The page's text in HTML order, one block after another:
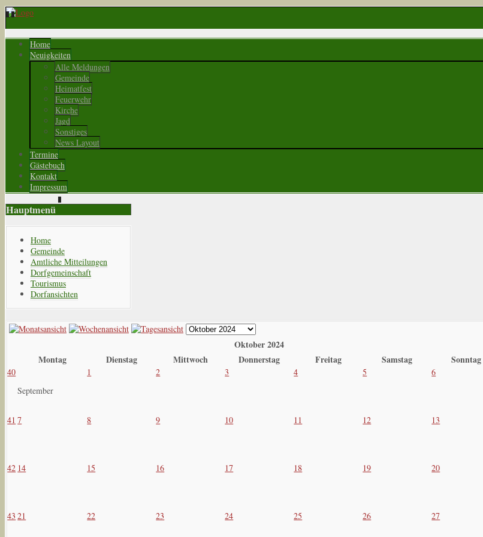
Home
Neuigkeiten
Alle Meldungen
Gemeinde
Heimatfest
Feuerwehr
Kirche
Jagd
Sonstiges
News Layout
Termine
Gästebuch
Kontakt
Impressum
Hauptmenü
Home
Gemeinde
Amtliche Mitteilungen
Dorfgemeinschaft
Tourismus
Dorfansichten
Oktober 2024
Montag
Dienstag Mittwoch Donnerstag Freitag Samstag Sonntag
40
September
1 2 3 4 5 6
41 7 8 9 10 11 12 13
42 14 15 16 17 18 19 20
43 21 22 23 24 25 26 27